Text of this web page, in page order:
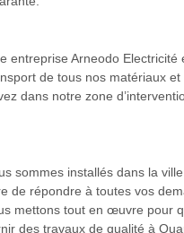
Arneodo
de tous nos matériaux
dans notre zone
sommes installés dans la
de répondre à toutes vos
mettons tout en œuvre pour
des travaux de qualité à